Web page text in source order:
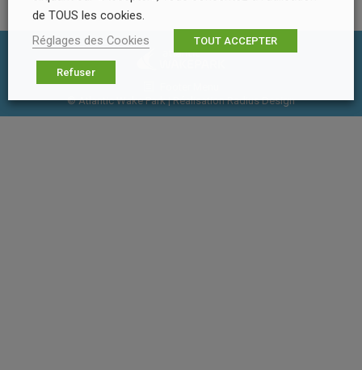
© Atlantic Wake Park | RéalisationRadius Design
de TOUS les cookies.
Réglages des Cookies
TOUT ACCEPTER
Refuser